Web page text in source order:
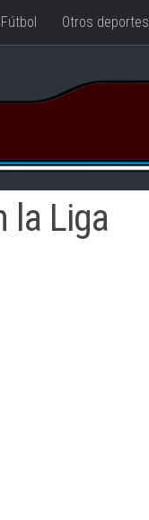
Fútbol Otros deportes
la Liga